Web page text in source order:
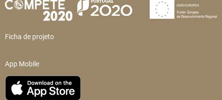
Ficha de projeto
App Mobile